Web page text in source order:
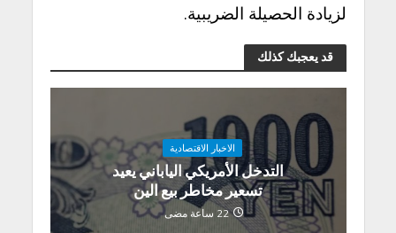
لزيادة الحصيلة الضريبية.
قد يعجبك كذلك
الاخبار الاقتصادية
التدخل الأمريكي الياباني يعيد
تسعير مخاطر بيع الين
22 ساعة مضى